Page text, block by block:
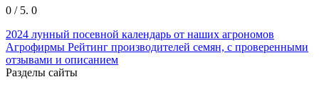
0 / 5. 0
2024 лунный посевной календарь от наших агрономов
Агрофирмы Рейтинг производителей семян, с проверенными
отзывами и описанием
Разделы сайты